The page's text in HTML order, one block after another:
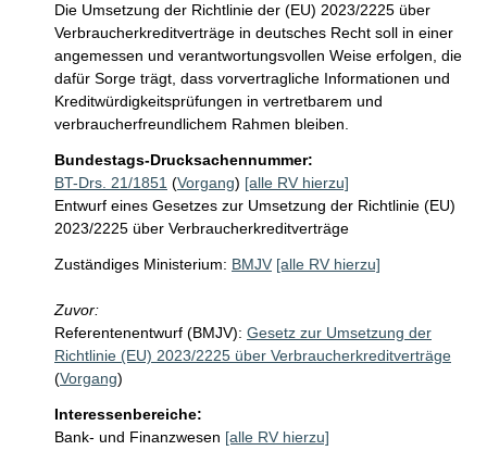
Die Umsetzung der Richtlinie der (EU) 2023/2225 über
Verbraucherkreditverträge in deutsches Recht soll in einer
angemessen und verantwortungsvollen Weise erfolgen, die
dafür Sorge trägt, dass vorvertragliche Informationen und
Kreditwürdigkeitsprüfungen in vertretbarem und
verbraucherfreundlichem Rahmen bleiben.
Bundestags-Drucksachennummer:
BT-Drs. 21/1851 (Vorgang) [alle RV hierzu]
Entwurf eines Gesetzes zur Umsetzung der Richtlinie (EU)
2023/2225 über Verbraucherkreditverträge
Zuständiges Ministerium: BMJV [alle RV hierzu]
Zuvor:
Referentenentwurf (BMJV): Gesetz zur Umsetzung der
Richtlinie (EU) 2023/2225 über Verbraucherkreditverträge
(Vorgang)
Interessenbereiche:
Bank- und Finanzwesen [alle RV hierzu]